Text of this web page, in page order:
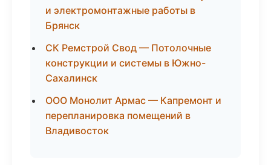
и электромонтажные работы в
Брянск
СК Ремстрой Свод — Потолочные
конструкции и системы в Южно-
Сахалинск
ООО Монолит Армас — Капремонт и
перепланировка помещений в
Владивосток